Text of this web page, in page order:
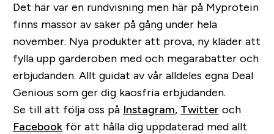
Det här var en rundvisning men här på Myprotein
finns massor av saker på gång under hela
november. Nya produkter att prova, ny kläder att
fylla upp garderoben med och megarabatter och
erbjudanden. Allt guidat av vår alldeles egna Deal
Genious som ger dig kaosfria erbjudanden.
Se till att följa oss på Instagram, Twitter och
Facebookför att hålla dig uppdaterad med allt